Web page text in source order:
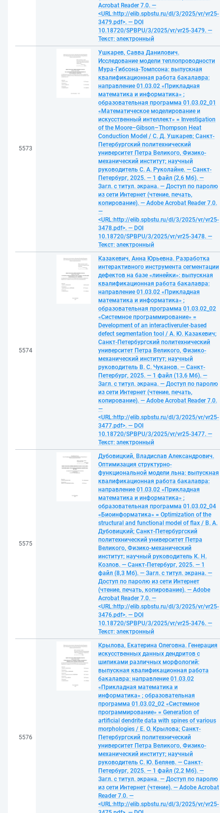
Acrobat Reader 7.0. —
<URL:http://elib.spbstu.ru/dl/3/2025/vr/vr25-
3479.pdf>. — DOI
10.18720/SPBPU/3/2025/vr/vr25-3479. —
Текст: электронный
5573
Ушкарев, Савва Данилович.
Исследование модели теплопроводности
Мура-Гибсона-Томпсона: выпускная
квалификационная работа бакалавра:
направление 01.03.02 «Прикладная
математика и информатика» ;
образовательная программа 01.03.02_01
«Математическое моделирование и
искусственный интеллект» = Investigation
of the Moore–Gibson–Thompson Heat
Conduction Model / С. Д. Ушкарев; Санкт-
Петербургский политехнический
университет Петра Великого, Физико-
механический институт; научный
руководитель С. А. Руколайне. — Санкт-
Петербург, 2025. — 1 файл (2,6 Мб). —
Загл. с титул. экрана. — Доступ по паролю
из сети Интернет (чтение, печать,
копирование). — Adobe Acrobat Reader 7.0.
—
<URL:http://elib.spbstu.ru/dl/3/2025/vr/vr25-
3478.pdf>. — DOI
10.18720/SPBPU/3/2025/vr/vr25-3478. —
Текст: электронный
5574
Казакевич, Анна Юрьевна. Разработка
интерактивного инструмента сегментации
дефектов на базе «линейки»: выпускная
квалификационная работа бакалавра:
направление 01.03.02 «Прикладная
математика и информатика» ;
образовательная программа 01.03.02_02
«Системное программирование» =
Development of an interactiveruler-based
defect segmentation tool / А. Ю. Казакевич;
Санкт-Петербургский политехнический
университет Петра Великого, Физико-
механический институт; научный
руководитель В. С. Чуканов. — Санкт-
Петербург, 2025. — 1 файл (13,6 Мб). —
Загл. с титул. экрана. — Доступ по паролю
из сети Интернет (чтение, печать,
копирование). — Adobe Acrobat Reader 7.0.
—
<URL:http://elib.spbstu.ru/dl/3/2025/vr/vr25-
3477.pdf>. — DOI
10.18720/SPBPU/3/2025/vr/vr25-3477. —
Текст: электронный
5575
Дубовицкий, Владислав Александрович.
Оптимизация структурно-
функциональной модели льна: выпускная
квалификационная работа бакалавра:
направление 01.03.02 «Прикладная
математика и информатика» ;
образовательная программа 01.03.02_04
«Биоинформатика» = Optimization of the
structural and functional model of flax / В. А.
Дубовицкий; Санкт-Петербургский
политехнический университет Петра
Великого, Физико-механический
институт; научный руководитель К. Н.
Козлов. — Санкт-Петербург, 2025. — 1
файл (8,3 Мб). — Загл. с титул. экрана. —
Доступ по паролю из сети Интернет
(чтение, печать, копирование). — Adobe
Acrobat Reader 7.0. —
<URL:http://elib.spbstu.ru/dl/3/2025/vr/vr25-
3476.pdf>. — DOI
10.18720/SPBPU/3/2025/vr/vr25-3476. —
Текст: электронный
5576
Крылова, Екатерина Олеговна. Генерация
искусственных данных дендритов с
шипиками различных морфологий:
выпускная квалификационная работа
бакалавра: направление 01.03.02
«Прикладная математика и
информатика» ; образовательная
программа 01.03.02_02 «Системное
программирование» = Generation of
artificial dendrite data with spines of various
morphologies / Е. О. Крылова; Санкт-
Петербургский политехнический
университет Петра Великого, Физико-
механический институт; научный
руководитель С. Ю. Беляев. — Санкт-
Петербург, 2025. — 1 файл (2,2 Мб). —
Загл. с титул. экрана. — Доступ по паролю
из сети Интернет (чтение). — Adobe Acrobat
Reader 7.0. —
<URL:http://elib.spbstu.ru/dl/3/2025/vr/vr25-